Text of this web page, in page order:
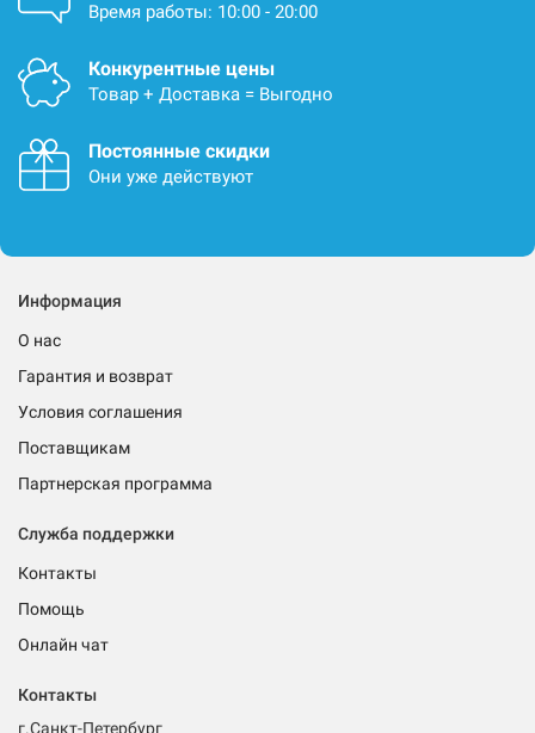
Время работы: 10:00 - 20:00
Конкурентные цены
Товар + Доставка = Выгодно
Постоянные скидки
Они уже действуют
Информация
О нас
Гарантия и возврат
Условия соглашения
Поставщикам
Партнерская программа
Служба поддержки
Контакты
Помощь
Онлайн чат
Контакты
г.Санкт-Петербург